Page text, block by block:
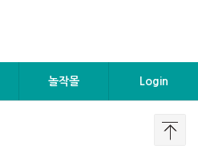
놀작몰 Login